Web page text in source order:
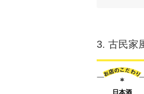
3. 古民家
日本酒